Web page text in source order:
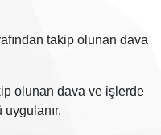
takip olunan dava
olunan dava ve işlerde